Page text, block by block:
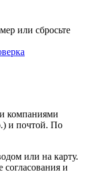
или сбросьте
компаниями
и почтой. По
или на карту.
и